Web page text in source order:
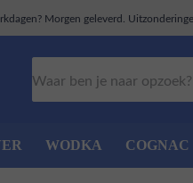
Morgen geleverd.
WODKA